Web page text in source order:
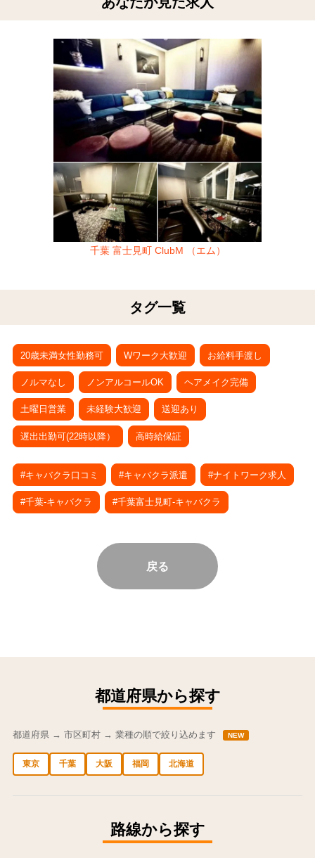
千葉 富士見町 ClubM （エム）
タグ一覧
20歳未満女性勤務可 Wワーク大歓迎 お給料手渡し
ノルマなし ノンアルコールOK ヘアメイク完備
土曜日営業 未経験大歓迎 送迎あり
遅出出勤可(22時以降） 高時給保証
#キャバクラ口コミ #キャバクラ派遣 #ナイトワーク求人
#千葉-キャバクラ #千葉富士見町-キャバクラ
戻る
都道府県から探す
都道府県 → 市区町村 → 業種の順で絞り込めます NEW
東京 千葉 大阪 福岡 北海道
路線から探す